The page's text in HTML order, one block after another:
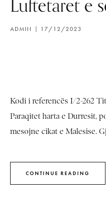
Luftetaret e
ADMIN 17/12/2023
Kodi i referencës I/2-262
Paraqitet harta e Durresit,
mesojne cikat e Malesise.
CONTINUE READING